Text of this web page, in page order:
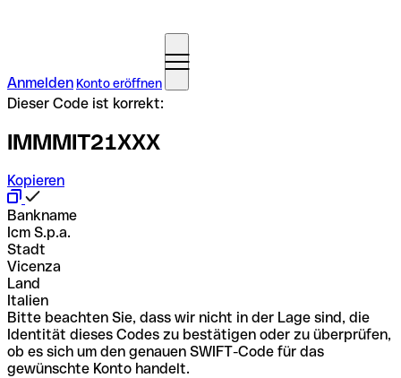
Anmelden Konto eröffnen
Dieser Code ist korrekt:
IMMMIT21XXX
Kopieren
Bankname
Icm S.p.a.
Stadt
Vicenza
Land
Italien
Bitte beachten Sie, dass wir nicht in der Lage sind, die
Identität dieses Codes zu bestätigen oder zu überprüfen,
ob es sich um den genauen SWIFT-Code für das
gewünschte Konto handelt.